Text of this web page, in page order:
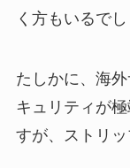
く方もいるでし
たしかに、海
キュリティが
すが、ストリッ